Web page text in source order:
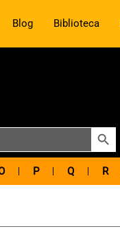
Blog Biblioteca
SEARCH BUTTON
P Q R